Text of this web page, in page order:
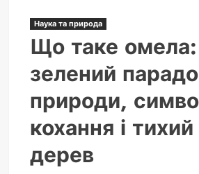
Наука та природа
Що таке омела:
зелений
природи,
кохання і
дерев